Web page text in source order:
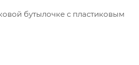
бутылочке с пластиковым